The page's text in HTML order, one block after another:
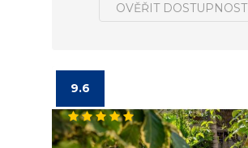
OVĚŘIT DOSTUPNOST
9.6